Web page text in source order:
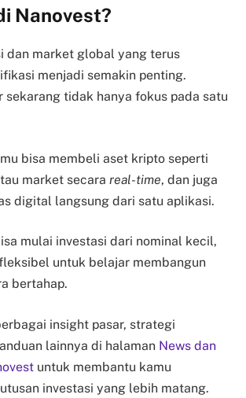
Nanovest?
dan market global yang terus
menjadi semakin penting.
sekarang tidak hanya fokus pada satu
bisa membeli aset kripto seperti
market secara real-time, dan juga
digital langsung dari satu aplikasi.
mulai investasi dari nominal kecil,
untuk belajar membangun
bertahap.
insight pasar, strategi
lainnya di halaman News dan
untuk membantu kamu
investasi yang lebih matang.